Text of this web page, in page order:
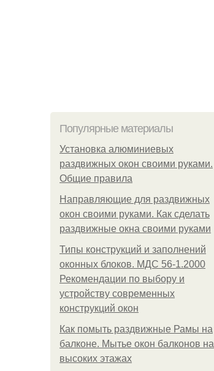
Популярные материалы
Установка алюминиевых
раздвижных окон своими руками.
Общие правила
Направляющие для раздвижных
окон своими руками. Как сделать
раздвижные окна своими руками
Типы конструкций и заполнений
оконных блоков. МДС 56-1.2000
Рекомендации по выбору и
устройству современных
конструкций окон
Как помыть раздвижные Рамы на
балконе. Мытье окон балконов на
высоких этажах